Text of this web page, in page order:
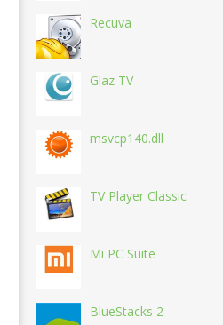
Recuva
Glaz TV
msvcp140.dll
TV Player Classic
Mi PC Suite
BlueStacks 2